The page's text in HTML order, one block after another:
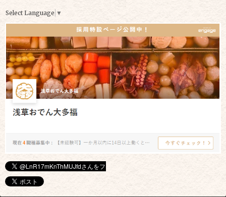
Select Language ▼